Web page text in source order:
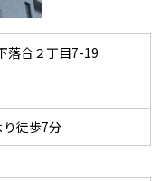
落合２丁目7-19
り徒歩7分